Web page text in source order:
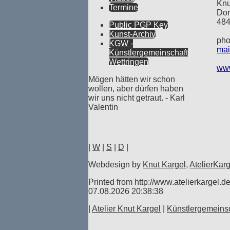
Termine
Public PGP Key
Kunst-Archiv
KGW -
Künstlergemeinschaft
Wettringen
Mögen hätten wir schon
wollen, aber dürfen haben
wir uns nicht getraut. - Karl
Valentin
W S D
Webdesign by Knut Kargel ,
Printed from http://
07.08.2026 20:38:38
Atelier Knut Kargel